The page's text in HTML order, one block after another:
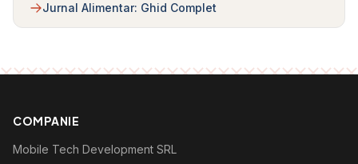
Jurnal Alimentar: Ghid Complet
COMPANIE
Mobile Tech Development SRL